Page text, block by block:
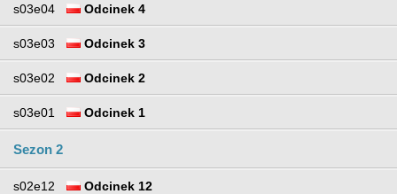
s03e04 Odcinek 4
s03e03 Odcinek 3
s03e02 Odcinek 2
s03e01 Odcinek 1
Sezon 2
s02e12 Odcinek 12